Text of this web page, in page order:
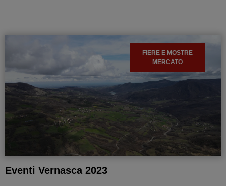
FIERE E MOSTRE
MERCATO
Eventi Vernasca 2023